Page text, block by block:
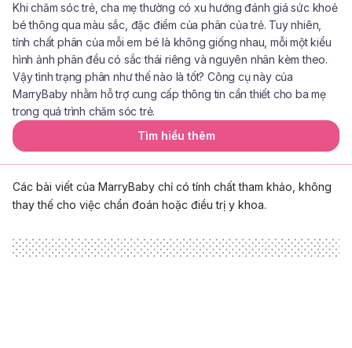
Khi chăm sóc trẻ, cha mẹ thường có xu hướng đánh giá sức khoẻ
bé thông qua màu sắc, đặc điểm của phân của trẻ. Tuy nhiên,
tính chất phân của mỗi em bé là không giống nhau, mỗi một kiểu
hình ảnh phân đều có sắc thái riêng và nguyên nhân kèm theo.
Vậy tình trạng phân như thế nào là tốt? Công cụ này của
MarryBaby nhằm hỗ trợ cung cấp thông tin cần thiết cho ba mẹ
trong quá trình chăm sóc trẻ.
Tìm hiểu thêm
Các bài viết của MarryBaby chỉ có tính chất tham khảo, không
thay thế cho việc chẩn đoán hoặc điều trị y khoa.